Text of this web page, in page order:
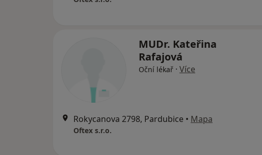
MUDr. Kateřina
Rafajová
Oční lékař · Více
Rokycanova 2798, Pardubice • Mapa
Oftex s.r.o.